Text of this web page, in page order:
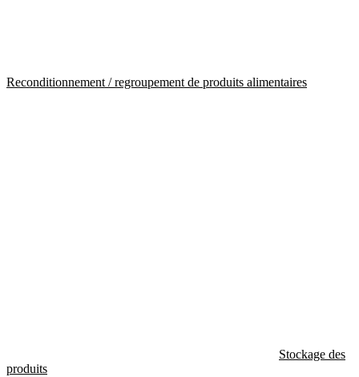
Reconditionnement / regroupement de produits alimentaires
Stockage des
produits